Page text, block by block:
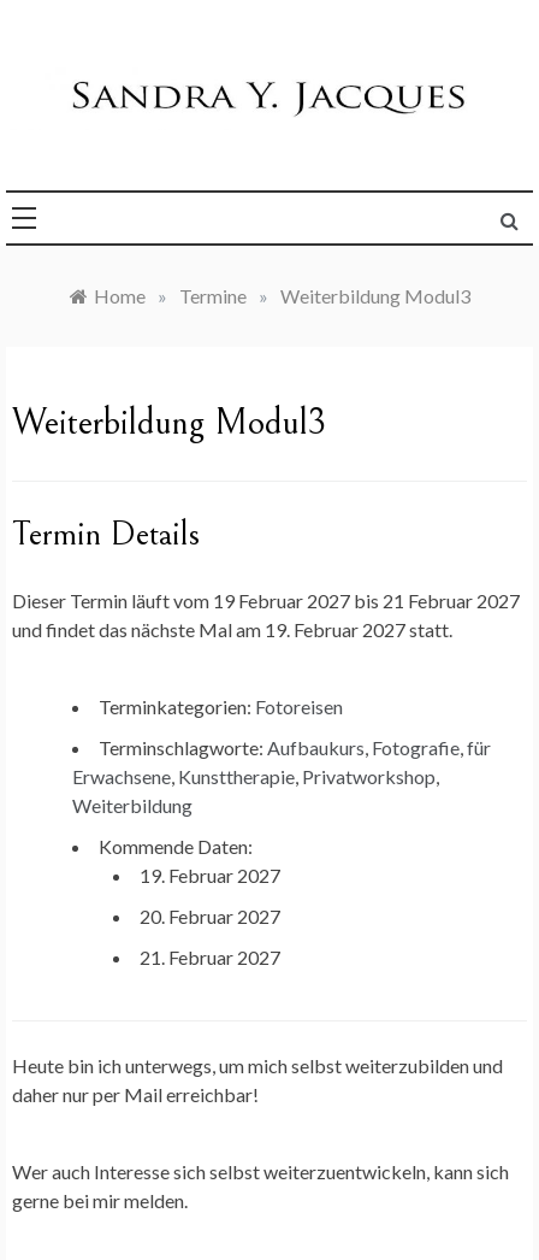
Home » Termine » Weiterbildung Modul3
Weiterbildung Modul3
Termin Details
Dieser Termin läuft vom 19 Februar 2027 bis 21 Februar 2027
und findet das nächste Mal am 19. Februar 2027 statt.
Terminkategorien: Fotoreisen
Terminschlagworte: Aufbaukurs Fotografie für
Erwachsene Kunsttherapie Privatworkshop
Weiterbildung
Kommende Daten:
19. Februar 2027
20. Februar 2027
21. Februar 2027
Heute bin ich unterwegs, um mich selbst weiterzubilden und
daher nur per Mail erreichbar!
Wer auch Interesse sich selbst weiterzuentwickeln, kann sich
gerne bei mir melden.